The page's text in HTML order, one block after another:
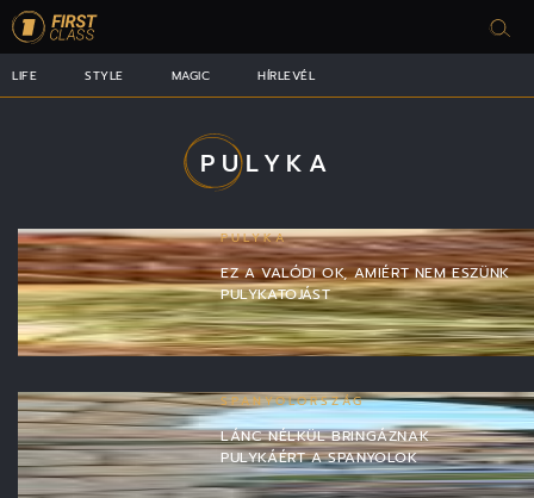
LIFE STYLE MAGIC HÍRLEVÉL
PULYKA
PULYKA
EZ A VALÓDI OK, AMIÉRT NEM ESZÜNK
PULYKATOJÁST
SPANYOLORSZÁG
LÁNC NÉLKÜL BRINGÁZNAK
PULYKÁÉRT A SPANYOLOK